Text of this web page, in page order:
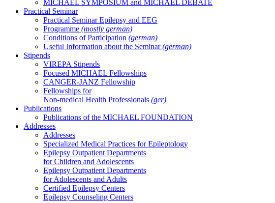
MICHAEL SYMPOSIUM and MICHAEL DEBATE
Practical Seminar
Practical Seminar Epilepsy and EEG
Programme (mostly german)
Conditions of Participation (german)
Useful Information about the Seminar(german)
Stipends
VIREPA Stipends
Focused MICHAEL Fellowships
CANGER-JANZ Fellowship
Fellowships for
Non-medical Health Professionals (ger)
Publications
Publications of the MICHAEL FOUNDATION
Addresses
Addresses
Specialized Medical Practices for Epileptology
Epilepsy Outpatient Departments
for Children and Adolescents
Epilepsy Outpatient Departments
for Adolescents and Adults
Certified Epilepsy Centers
Epilepsy Counseling Centers